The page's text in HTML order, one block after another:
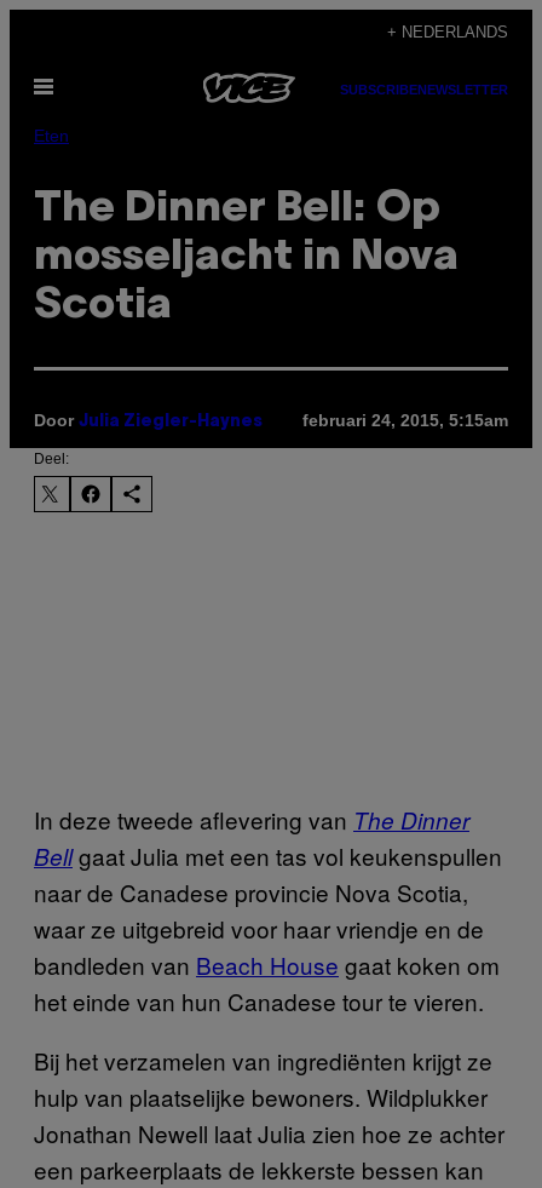
de
inhoud
+ NEDERLANDS
Open
SUBSCRIBENEWSLETTER
Eten
The Dinner Bell: Op
mosseljacht in Nova
Scotia
Door Julia Ziegler-Haynes februari 24, 2015, 5:15am
Deel:
In deze tweede aflevering van The Dinner
Bellgaat Julia met een tas vol keukenspullen
naar de Canadese provincie Nova Scotia,
waar ze uitgebreid voor haar vriendje en de
bandleden van Beach House gaat koken om
het einde van hun Canadese tour te vieren.
Bij het verzamelen van ingrediënten krijgt ze
hulp van plaatselijke bewoners. Wildplukker
Jonathan Newell laat Julia zien hoe ze achter
een parkeerplaats de lekkerste bessen kan